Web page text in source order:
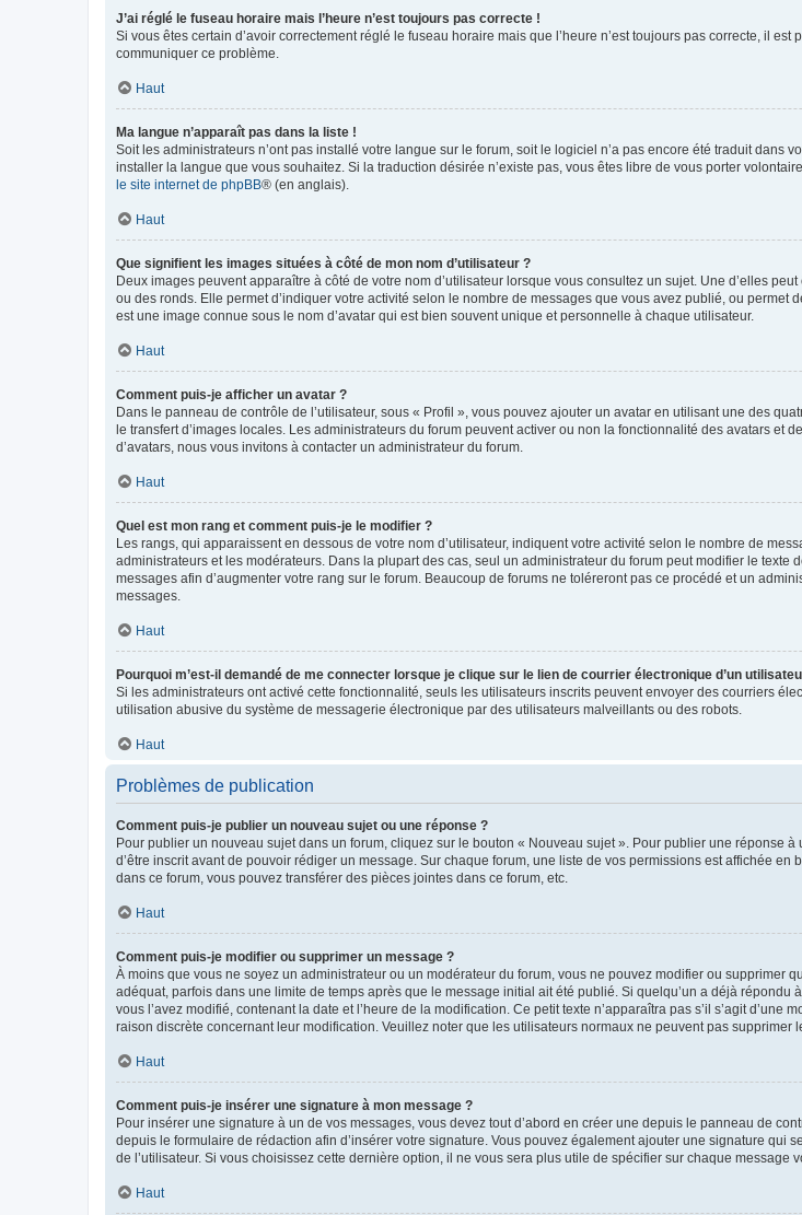
J’ai réglé le fuseau horaire mais l’heure n’est toujours pas correcte !
Si vous êtes certain d’avoir correctement réglé le fuseau horaire mais que l’heure n’est toujours pas correcte, il
communiquer ce problème.
Haut
Ma langue n’apparaît pas dans la liste !
Soit les administrateurs n’ont pas installé votre langue sur le forum, soit le logiciel n’a pas encore été traduit dans
installer la langue que vous souhaitez. Si la traduction désirée n’existe pas, vous êtes libre de vous porter
le site internet de phpBB® (en anglais).
Haut
Que signifient les images situées à côté de mon nom d’utilisateur ?
Deux images peuvent apparaître à côté de votre nom d’utilisateur lorsque vous consultez un sujet. Une d’elles
ou des ronds. Elle permet d’indiquer votre activité selon le nombre de messages que vous avez publié, ou permet
est une image connue sous le nom d’avatar qui est bien souvent unique et personnelle à chaque utilisateur.
Haut
Comment puis-je afficher un avatar ?
Dans le panneau de contrôle de l’utilisateur, sous « Profil », vous pouvez ajouter un avatar en utilisant une des
le transfert d’images locales. Les administrateurs du forum peuvent activer ou non la fonctionnalité des avatars
d’avatars, nous vous invitons à contacter un administrateur du forum.
Haut
Quel est mon rang et comment puis-je le modifier ?
Les rangs, qui apparaissent en dessous de votre nom d’utilisateur, indiquent votre activité selon le nombre de
administrateurs et les modérateurs. Dans la plupart des cas, seul un administrateur du forum peut modifier le
messages afin d’augmenter votre rang sur le forum. Beaucoup de forums ne toléreront pas ce procédé et un
messages.
Haut
Pourquoi m’est-il demandé de me connecter lorsque je clique sur le lien de courrier électronique d’un
Si les administrateurs ont activé cette fonctionnalité, seuls les utilisateurs inscrits peuvent envoyer des courriers
utilisation abusive du système de messagerie électronique par des utilisateurs malveillants ou des robots.
Haut
Problèmes de publication
Comment puis-je publier un nouveau sujet ou une réponse ?
Pour publier un nouveau sujet dans un forum, cliquez sur le bouton « Nouveau sujet ». Pour publier une réponse
d’être inscrit avant de pouvoir rédiger un message. Sur chaque forum, une liste de vos permissions est affichée
dans ce forum, vous pouvez transférer des pièces jointes dans ce forum, etc.
Haut
Comment puis-je modifier ou supprimer un message ?
À moins que vous ne soyez un administrateur ou un modérateur du forum, vous ne pouvez modifier ou supprimer
adéquat, parfois dans une limite de temps après que le message initial ait été publié. Si quelqu’un a déjà
vous l’avez modifié, contenant la date et l’heure de la modification. Ce petit texte n’apparaîtra pas s’il s’agit
raison discrète concernant leur modification. Veuillez noter que les utilisateurs normaux ne peuvent pas supprimer
Haut
Comment puis-je insérer une signature à mon message ?
Pour insérer une signature à un de vos messages, vous devez tout d’abord en créer une depuis le panneau de
depuis le formulaire de rédaction afin d’insérer votre signature. Vous pouvez également ajouter une signature
de l’utilisateur. Si vous choisissez cette dernière option, il ne vous sera plus utile de spécifier sur chaque message
Haut